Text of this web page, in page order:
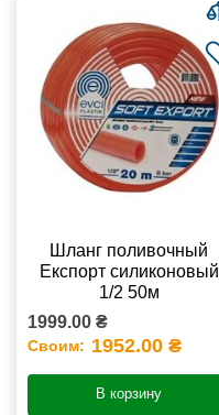
Шланг поливочный
Експорт силиконовый
1/2 50м
1999.00 ₴
Своим: 1952.00 ₴
В корзину